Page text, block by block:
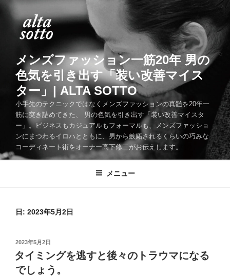
メンズファッション一筋20年 男の
色気を引き出す「装い改善マイス
ター」| ALTA SOTTO
小手先のテクニックではなくメンズファッションの真髄を20年一
筋に突き詰めてきた、 男の色気を引き出す「装い改善マイスタ
ー」。ビジネスもカジュアルもフォーマルも、メンズファッショ
ンにまつわるイロハとともに、男から嫉妬されるくらいの巧みな
コーディネート術をオーナー高下修二がお伝えします。
メニュー
日: 2023年5月2日
投
稿
日:
2023年5月2日
タイミングを逃すと後々のトラウマになる
でしょう。